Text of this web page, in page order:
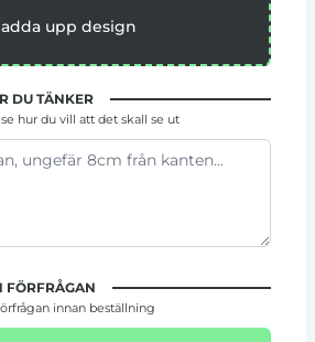
upp design
DU TÄNKER
hur du vill att det skall se ut
FÖRFRÅGAN
innan beställning